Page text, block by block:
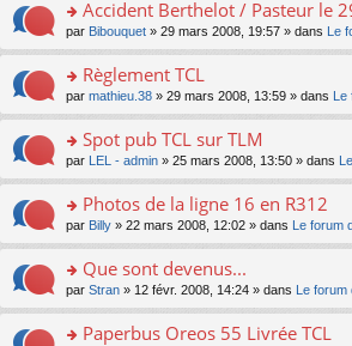
e
nt
u
s
e
nt
lu
le
pl
u
s
e
nt
e
n
o
lu
le
pl
u
s
e
nt
s
a
e
n
o
lu
le
pl
u
s
e
nt
le
m
e
s
a
g
e
n
lu
le
pl
u
ré
c
e
o
n
ult
er
le
m
e
a
g
e
n
n
le
Accident Berthelot / Pasteur le
par Bibouquet » 29 mars 2008, 19:57 » dans Le
o
n
ult
er
le
m
e
a
g
e
n
Règlement TCL
par mathieu.38 » 29 mars 2008, 13:59 » dans
o
n
ult
er
le
m
e
a
Spot pub TCL sur TLM
par LEL - admin » 25 mars 2008, 13:50 » dans
o
n
ult
er
le
m
Photos de la ligne 16 en R312
par Billy » 22 mars 2008, 12:02 » dans Le forum
o
n
Que sont devenus...
par Stran » 12 févr. 2008, 14:24 » dans Le
Paperbus Oreos 55 Livrée TCL